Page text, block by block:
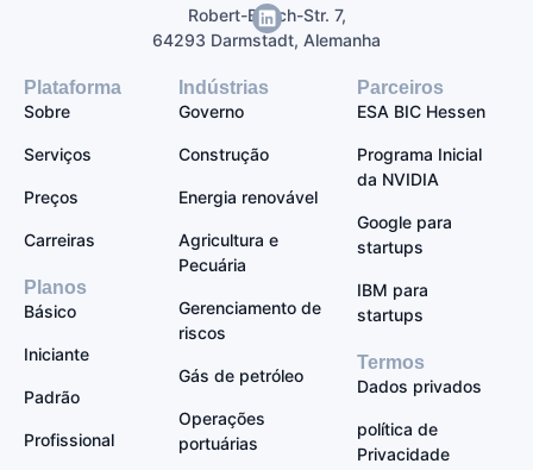
Robert-Bosch-Str. 7,
64293 Darmstadt, Alemanha
Plataforma
Sobre
Serviços
Preços
Carreiras
Planos
Básico
Iniciante
Padrão
Profissional
Indústrias
Governo
Construção
Energia renovável
Agricultura e
Pecuária
Gerenciamento de
riscos
Gás de petróleo
Operações
portuárias
Parceiros
ESA BIC Hessen
Programa Inicial
da NVIDIA
Google para
startups
IBM para
startups
Termos
Dados privados
política de
Privacidade